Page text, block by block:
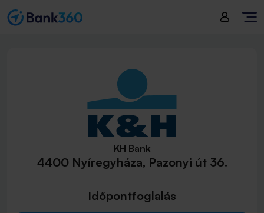
KH Bank
4400 Nyíregyháza, Pazonyi út 36.
Időpontfoglalás